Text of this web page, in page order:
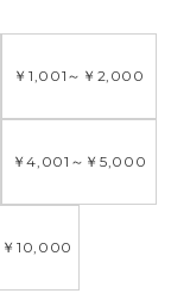
￥1,001 ～ ￥2,000
￥4,001 ～ ￥5,000
￥10,000